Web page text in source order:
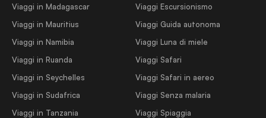
Viaggi in Madagascar
Viaggi in Mauritius
Viaggi in Namibia
Viaggi in Ruanda
Viaggi in Seychelles
Viaggi in Sudafrica
Viaggi in Tanzania
Viaggi Escursionismo
Viaggi Guida autonoma
Viaggi Luna di miele
Viaggi Safari
Viaggi Safari in aereo
Viaggi Senza malaria
Viaggi Spiaggia